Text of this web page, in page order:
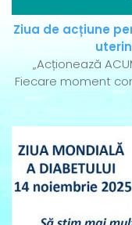
Ziua de acțiune
„Acționează
Fiecare moment